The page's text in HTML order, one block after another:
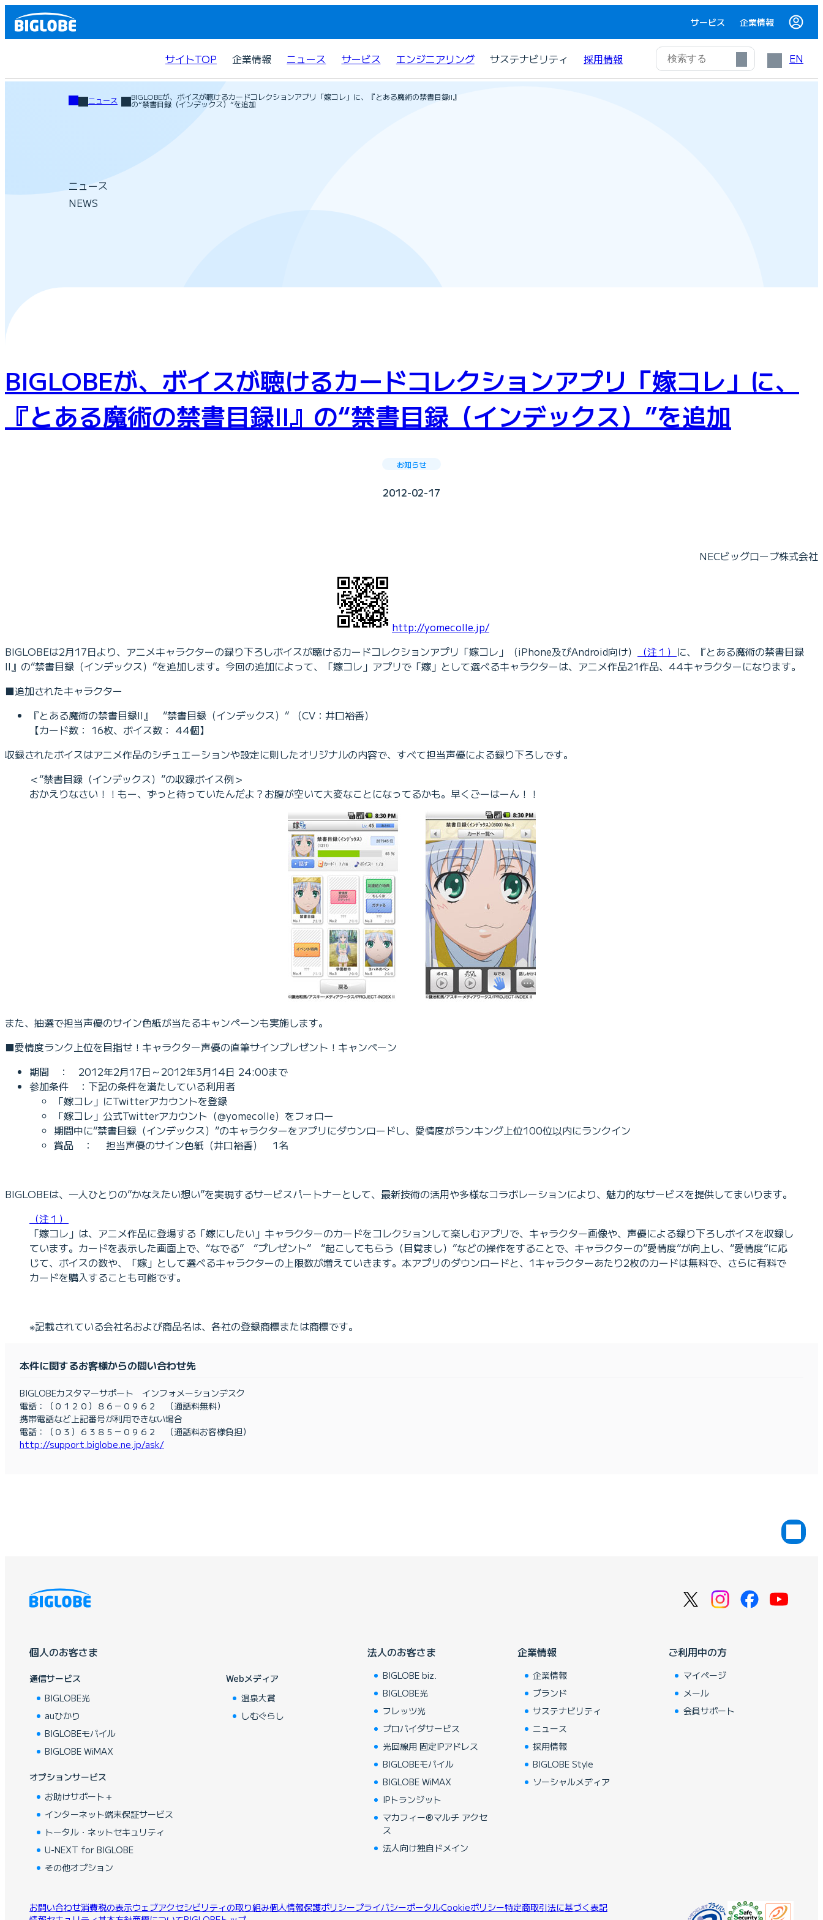
サービス 企業情報
サイトTOP 企業情報 ニュース サービス エンジニアリング サステナビリティ 採用情報 EN
ニュース BIGLOBEが、ボイスが聴けるカードコレクションアプリ「嫁コレ」に、『とある魔術の禁書目録II』
の“禁書目録（インデックス）”を追加
ニュース
NEWS
BIGLOBEが、ボイスが聴けるカードコレクションアプリ「嫁コレ」に、
『とある魔術の禁書目録II』の“禁書目録（インデックス）”を追加
お知らせ
2012-02-17
NECビッグローブ株式会社
http://yomecolle.jp/
BIGLOBEは2月17日より、アニメキャラクターの録り下ろしボイスが聴けるカードコレクションアプリ「嫁コレ」（iPhone及びAndroid向け）
（注１） に、『とある魔術の禁書目録
II』の“禁書目録（インデックス）”を追加します。今回の追加によって、「嫁コレ」アプリで「嫁」として選べるキャラクターは、アニメ作品21作品、44キャラクターになります。
■追加されたキャラクター
『とある魔術の禁書目録II』 “禁書目録（インデックス）” （CV：井口裕香）
【カード数： 16枚、ボイス数： 44個】
収録されたボイスはアニメ作品のシチュエーションや設定に則したオリジナルの内容で、すべて担当声優による録り下ろしです。
＜“禁書目録（インデックス）”の収録ボイス例＞
おかえりなさい！！もー、ずっと待っていたんだよ？お腹が空いて大変なことになってるかも。早くごーはーん！！
また、抽選で担当声優のサイン色紙が当たるキャンペーンも実施します。
■愛情度ランク上位を目指せ！キャラクター声優の直筆サインプレゼント！キャンペーン
期間 ： 2012年2月17日～2012年3月14日 24:00まで
参加条件 ：下記の条件を満たしている利用者
「嫁コレ」にTwitterアカウントを登録
「嫁コレ」公式Twitterアカウント（@yomecolle）をフォロー
期間中に“禁書目録（インデックス）”のキャラクターをアプリにダウンロードし、愛情度がランキング上位100位以内にランクイン
賞品 ： 担当声優のサイン色紙（井口裕香） 1名
BIGLOBEは、一人ひとりの“かなえたい想い”を実現するサービスパートナーとして、最新技術の活用や多様なコラボレーションにより、魅力的なサービスを提供してまいります。
（注１）
「嫁コレ」は、アニメ作品に登場する「嫁にしたい」キャラクターのカードをコレクションして楽しむアプリで、キャラクター画像や、声優による録り下ろしボイスを収録し
ています。カードを表示した画面上で、“なでる” “プレゼント” “起こしてもらう（目覚まし）”などの操作をすることで、キャラクターの“愛情度”が向上し、“愛情度”に応
じて、ボイスの数や、「嫁」として選べるキャラクターの上限数が増えていきます。本アプリのダウンロードと、1キャラクターあたり2枚のカードは無料で、さらに有料で
カードを購入することも可能です。
※記載されている会社名および商品名は、各社の登録商標または商標です。
本件に関するお客様からの問い合わせ先
BIGLOBEカスタマーサポート インフォメーションデスク
電話：（０１２０）８６－０９６２ （通話料無料）
携帯電話など上記番号が利用できない場合
電話：（０３）６３８５－０９６２ （通話料お客様負担）
http://support.biglobe.ne.jp/ask/
個人のお客さま
通信サービス
BIGLOBE光
auひかり
BIGLOBEモバイル
BIGLOBE WiMAX
オプションサービス
お助けサポート＋
インターネット端末保証サービス
トータル・ネットセキュリティ
U-NEXT for BIGLOBE
その他オプション
Webメディア
温泉大賞
しむぐらし
法人のお客さま
BIGLOBE biz.
BIGLOBE光
フレッツ光
プロバイダサービス
光回線用 固定IPアドレス
BIGLOBEモバイル
BIGLOBE WiMAX
IPトランジット
マカフィー®マルチ アクセ
ス
法人向け独自ドメイン
企業情報
企業情報
ブランド
サステナビリティ
ニュース
採用情報
BIGLOBE Style
ソーシャルメディア
ご利用中の方
マイページ
メール
会員サポート
お問い合わせ消費税の表示ウェブアクセシビリティの取り組み個人情報保護ポリシープライバシーポータルCookieポリシー特定商取引法に基づく表記